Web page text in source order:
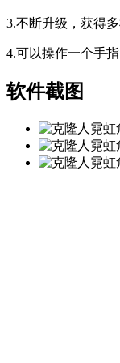
3.不断升级，获得
4.可以操作一个手
软件截图